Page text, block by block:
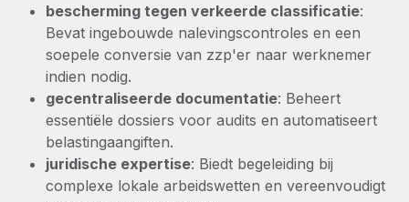
bescherming tegen verkeerde classificatie:
Bevat ingebouwde nalevingscontroles en een
soepele conversie van zzp'er naar werknemer
indien nodig.
gecentraliseerde documentatie: Beheert
essentiële dossiers voor audits en automatiseert
belastingaangiften.
juridische expertise: Biedt begeleiding bij
complexe lokale arbeidswetten en vereenvoudigt